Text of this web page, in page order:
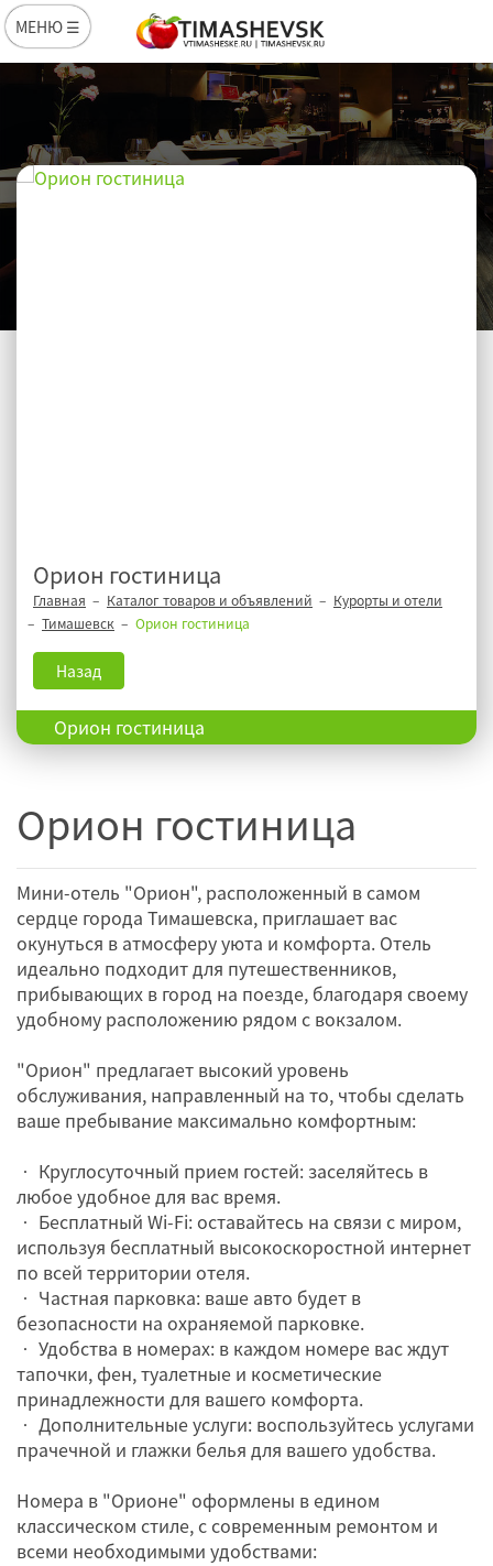
МЕНЮ ☰
Орион гостиница
Главная Каталог товаров и объявлений
Курорты и отели
Тимашевск
Орион гостиница
Назад
Орион гостиница
Орион гостиница
Мини-отель "Орион", расположенный в самом
сердце города Тимашевска, приглашает вас
окунуться в атмосферу уюта и комфорта. Отель
идеально подходит для путешественников,
прибывающих в город на поезде, благодаря своему
удобному расположению рядом с вокзалом.
"Орион" предлагает высокий уровень
обслуживания, направленный на то, чтобы сделать
ваше пребывание максимально комфортным:
• Круглосуточный прием гостей: заселяйтесь в
любое удобное для вас время.
• Бесплатный Wi-Fi: оставайтесь на связи с миром,
используя бесплатный высокоскоростной интернет
по всей территории отеля.
• Частная парковка: ваше авто будет в
безопасности на охраняемой парковке.
• Удобства в номерах: в каждом номере вас ждут
тапочки, фен, туалетные и косметические
принадлежности для вашего комфорта.
• Дополнительные услуги: воспользуйтесь услугами
прачечной и глажки белья для вашего удобства.
Номера в "Орионе" оформлены в едином
классическом стиле, с современным ремонтом и
всеми необходимыми удобствами: